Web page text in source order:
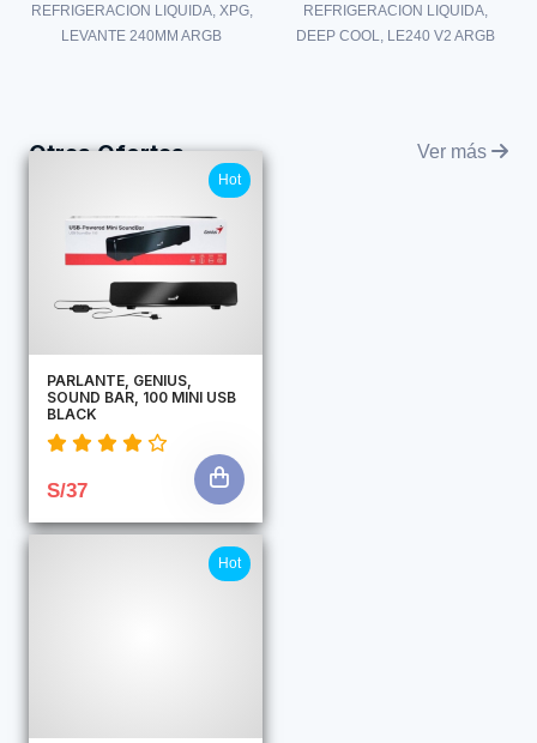
REFRIGERACION LIQUIDA, XPG,
LEVANTE 240MM ARGB
REFRIGERACION LIQUIDA,
DEEP COOL, LE240 V2 ARGB
Otras Ofertas Ver más
Hot
PARLANTE, GENIUS,
SOUND BAR, 100 MINI USB
BLACK
S/37
Hot